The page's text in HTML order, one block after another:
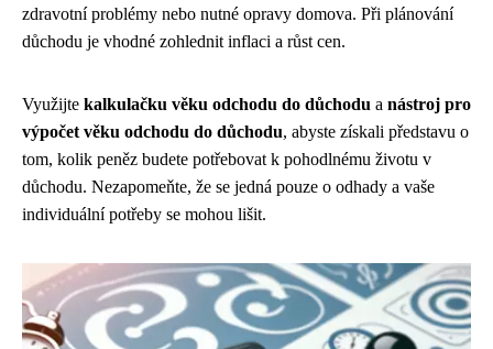
zdravotní problémy nebo nutné opravy domova. Při plánování
důchodu je vhodné zohlednit inflaci a růst cen.
Využijte kalkulačku věku odchodu do důchodu a nástroj pro
výpočet věku odchodu do důchodu, abyste získali představu o
tom, kolik peněz budete potřebovat k pohodlnému životu v
důchodu. Nezapomeňte, že se jedná pouze o odhady a vaše
individuální potřeby se mohou lišit.